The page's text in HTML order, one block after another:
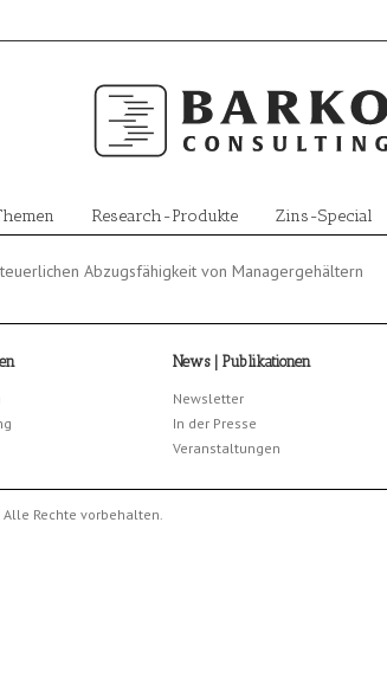
Research-Produkte Zins-Special
Abzugsfähigkeit von Managergehältern
News | Publikationen
Newsletter
In der Presse
Veranstaltungen
Rechte vorbehalten.